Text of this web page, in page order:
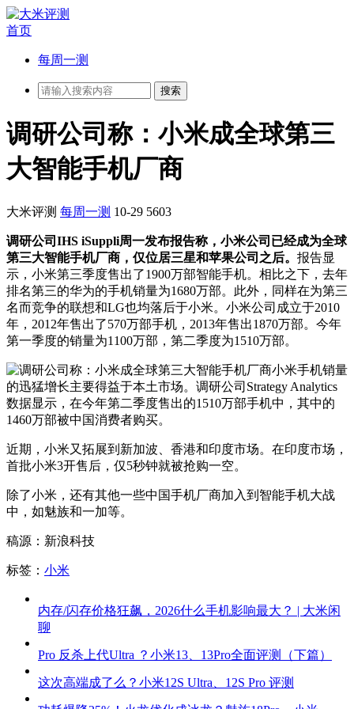
首页
每周一测
调研公司称：小米成全球第三
大智能手机厂商
大米评测 每周一测 10-29 5603
调研公司IHS iSuppli周一发布报告称，小米公司已经成为全球
第三大智能手机厂商，仅位居三星和苹果公司之后。 报告显
示，小米第三季度售出了1900万部智能手机。相比之下，去年
排名第三的华为的手机销量为1680万部。此外，同样在为第三
名而竞争的联想和LG也均落后于小米。小米公司成立于2010
年，2012年售出了570万部手机，2013年售出1870万部。今年
第一季度的销量为1100万部，第二季度为1510万部。
小米手机销量
的迅猛增长主要得益于本土市场。调研公司Strategy Analytics
数据显示，在今年第二季度售出的1510万部手机中，其中的
1460万部被中国消费者购买。
近期，小米又拓展到新加波、香港和印度市场。在印度市场，
首批小米3开售后，仅5秒钟就被抢购一空。
除了小米，还有其他一些中国手机厂商加入到智能手机大战
中，如魅族和一加等。
稿源：新浪科技
标签： 小米
内存/闪存价格狂飙，2026什么手机影响最大？ | 大米闲
聊
Pro 反杀上代Ultra ？小米13、13Pro全面评测（下篇）
这次高端成了么？小米12S Ultra、12S Pro 评测